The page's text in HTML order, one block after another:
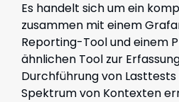
Es handelt sich um ein
zusammen mit einem
Reporting-Tool und einem
ähnlichen Tool zur
Durchführung von
Spektrum von Kontexten